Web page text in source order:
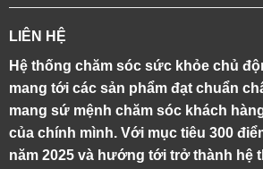
LIÊN HỆ
Hệ thống chăm sóc sức khỏe chủ
mang tới các sản phẩm đạt chuẩn
mang sứ mệnh chăm sóc khách
của chính mình. Với mục tiêu 300
năm 2025 và hướng tới trở thành hệ